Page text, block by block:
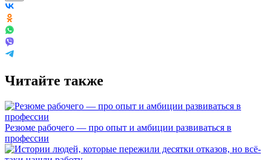
Читайте также
Резюме рабочего — про опыт и амбиции развиваться в
профессии